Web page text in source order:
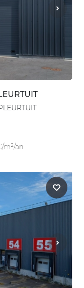
m²/an